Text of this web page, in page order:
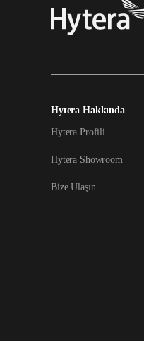
Hytera Hakkında
Hytera Profili
Hytera Showroom
Bize Ulaşın